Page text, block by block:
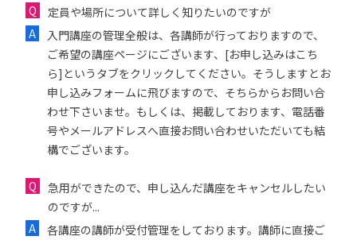
定員や場所について詳しく知りたいのですが
入門講座の管理全般は、各講師が行っておりますので、
ご希望の講座ページにございます、[お申し込みはこち
ら]というタブをクリックしてください。そうしますとお
申し込みフォームに飛びますので、そちらからお問い合
わせ下さいませ。もしくは、掲載しております、電話番
号やメールアドレスへ直接お問い合わせいただいても結
構でございます。
急用ができたので、申し込んだ講座をキャンセルしたい
のですが...
各講座の講師が受付管理をしております。講師に直接ご